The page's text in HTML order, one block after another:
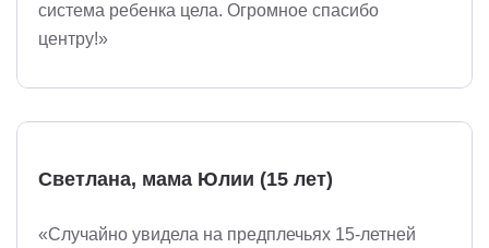
система ребенка цела. Огромное спасибо
центру!»
Светлана, мама Юлии (15 лет)
«Случайно увидела на предплечьях 15-летней